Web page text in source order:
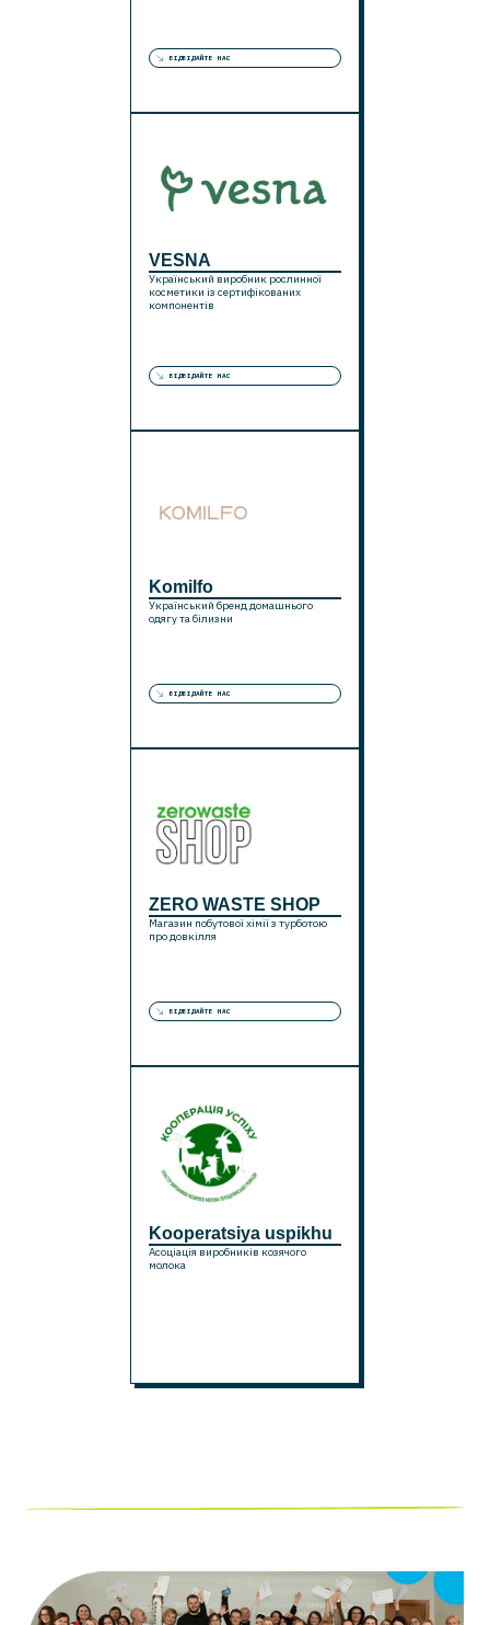
ВІДВІДАЙТЕ НАС
VESNA
Український виробник рослинної
косметики із сертифікованих
компонентів
ВІДВІДАЙТЕ НАС
Komilfo
Український бренд домашнього
одягу та білизни
ВІДВІДАЙТЕ НАС
ZERO WASTE SHOP
Магазин побутової хімії з турботою
про довкілля
ВІДВІДАЙТЕ НАС
Kooperatsiya uspikhu
Aсоціація виробників козячого
молока